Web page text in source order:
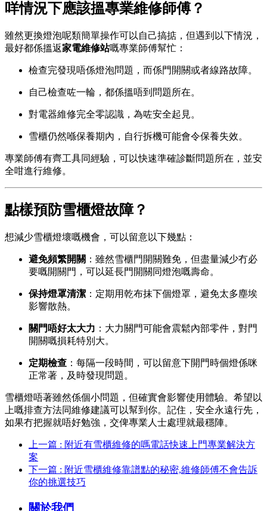
咩情況下應該搵專業維修師傅？
雖然更換燈泡呢類簡單操作可以自己搞掂，但遇到以下情況，
最好都係搵返家電維修站嘅專業師傅幫忙：
檢查完發現唔係燈泡問題，而係門開關或者線路故障。
自己檢查咗一輪，都係搵唔到問題所在。
對電器維修完全零認識，為咗安全起見。
雪櫃仍然喺保養期內，自行拆機可能會令保養失效。
專業師傅有齊工具同經驗，可以快速準確診斷問題所在，並安
全咁進行維修。
點樣預防雪櫃燈故障？
想減少雪櫃燈壞嘅機會，可以留意以下幾點：
避免頻繁開關 ：雖然雪櫃門開關難免，但盡量減少冇必
要嘅開關門，可以延長門開關同燈泡嘅壽命。
保持燈罩清潔 ：定期用乾布抹下個燈罩，避免太多塵埃
影響散熱。
關門唔好太大力 ：大力關門可能會震鬆內部零件，對門
開關嘅損耗特別大。
定期檢查 ：每隔一段時間，可以留意下開門時個燈係咪
正常著，及時發現問題。
雪櫃燈唔著雖然係個小問題，但確實會影響使用體驗。希望以
上嘅排查方法同維修建議可以幫到你。記住，安全永遠行先，
如果冇把握就唔好勉強，交俾專業人士處理就最穩陣。
上一篇 : 附近有雪櫃維修的嗎電話快速上門專業解決方
案
下一篇 : 附近雪櫃維修靠譜點的秘密,維修師傅不會告訴
你的挑選技巧
關於我們